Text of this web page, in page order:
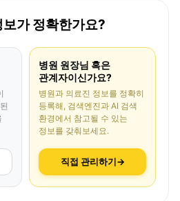
보가 정확한가요?
병원 원장님 혹은
관계자이신가요?
병원과 의료진 정보를 정확히
등록해, 검색엔진과 AI 검색
환경에서 참고될 수 있는
정보를 갖춰보세요.
직접 관리하기→